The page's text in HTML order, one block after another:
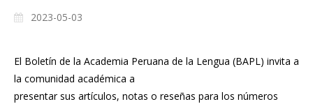
2023-05-03
El Boletín de la Academia Peruana de la Lengua (BAPL) invita a
la comunidad académica a
presentar sus artículos, notas o reseñas para los números